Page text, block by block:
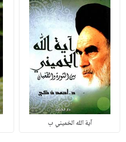
آية الله الخميني ب